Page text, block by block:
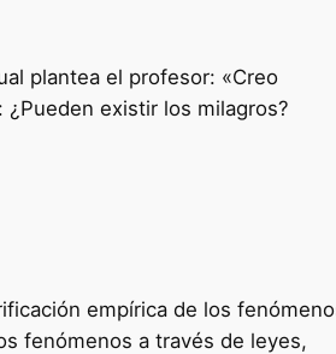
plantea el profesor: «Creo
existir los milagros?
empírica de los
fenómenos a través de leyes,